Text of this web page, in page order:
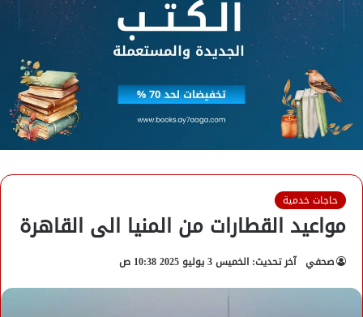
حاجات خدمية
مواعيد القطارات من المنيا الى القاهرة
صحفي آخر تحديث: الخميس 3 يوليو 2025 10:38 ص